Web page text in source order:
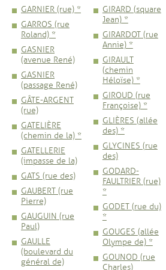
GARNIER (rue) *
GARROS (rue
Roland) *
GASNIER
(avenue René)
GASNIER
(passage René)
GÂTE-ARGENT
(rue)
GATELIÈRE
(chemin de la) *
GATELLERIE
(impasse de la)
GATS (rue des)
GAUBERT (rue
Pierre)
GAUGUIN (rue
Paul)
GAULLE
(boulevard du
général de)
GIRARD (square
Jean) *
GIRARDOT (rue
Annie) *
GIRAULT
(chemin
Héloïse) *
GIROUD (rue
Françoise) *
GLIÈRES (allée
des) *
GLYCINES (rue
des)
GODARD-
FAULTRIER (rue)
*
GODET (rue du)
*
GOUGES (allée
Olympe de) *
GOUNOD (rue
Charles)